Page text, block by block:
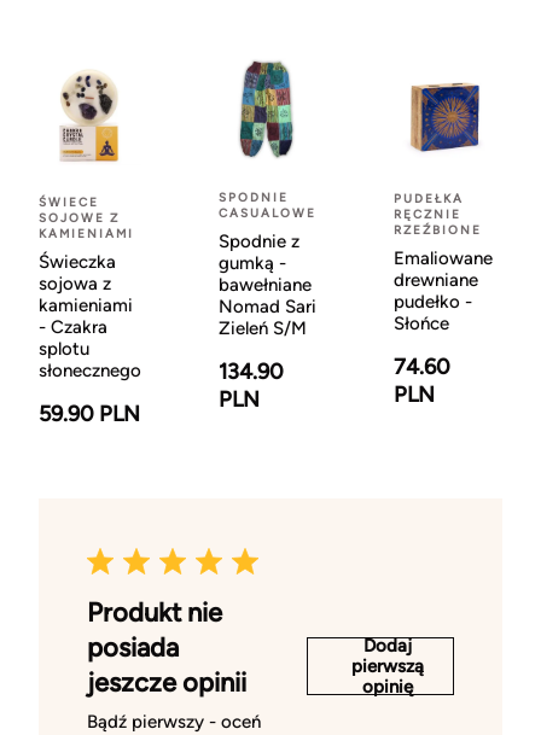
ŚWIECE
SOJOWE Z
KAMIENIAMI
Świeczka
sojowa z
kamieniami
- Czakra
splotu
słonecznego
59.90 PLN
SPODNIE
CASUALOWE
Spodnie z
gumką -
bawełniane
Nomad Sari
Zieleń S/M
134.90
PLN
PUDEŁKA
RĘCZNIE
RZEŹBIONE
Emaliowane
drewniane
pudełko -
Słońce
74.60
PLN
Produkt nie
posiada
jeszcze opinii
Bądź pierwszy - oceń
Dodaj
pierwszą
opinię